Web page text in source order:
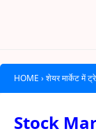
HOME › शेयर मार्केट में
Stock